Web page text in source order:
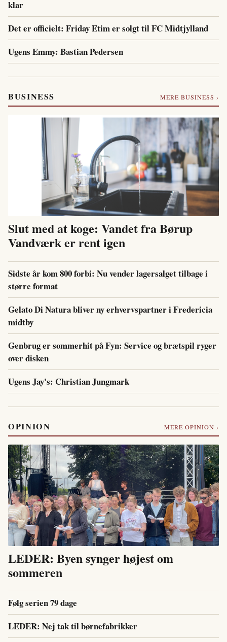
klar
Det er officielt: Friday Etim er solgt til FC Midtjylland
Ugens Emmy: Bastian Pedersen
BUSINESS MERE BUSINESS ›
Slut med at koge: Vandet fra Børup
Vandværk er rent igen
Sidste år kom 800 forbi: Nu vender lagersalget tilbage i
større format
Gelato Di Natura bliver ny erhvervspartner i Fredericia
midtby
Genbrug er sommerhit på Fyn: Service og brætspil ryger
over disken
Ugens Jay's: Christian Jungmark
OPINION MERE OPINION ›
LEDER: Byen synger højest om
sommeren
Følg serien 79 dage
LEDER: Nej tak til børnefabrikker